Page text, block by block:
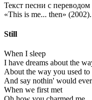
Текст песни с
«This is me... then» (2002).
Still
When I sleep
I have dreams about the
About the way you used to
And say nothin' would
When we first met